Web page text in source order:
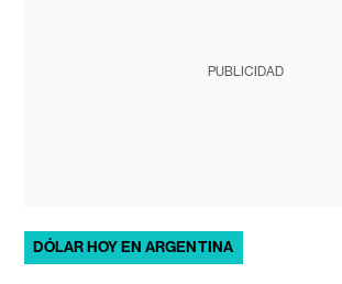
PUBLICIDAD
DÓLAR HOY EN ARGENTINA